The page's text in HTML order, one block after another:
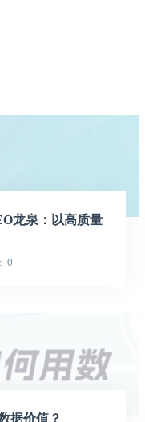
龙泉：以高质量
0
据价值？